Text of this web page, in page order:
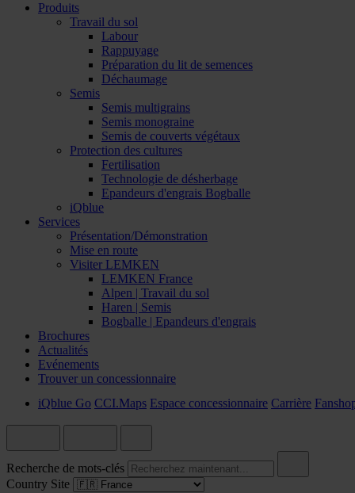
Produits
Travail du sol
Labour
Rappuyage
Préparation du lit de semences
Déchaumage
Semis
Semis multigrains
Semis monograine
Semis de couverts végétaux
Protection des cultures
Fertilisation
Technologie de désherbage
Epandeurs d'engrais Bogballe
iQblue
Services
Présentation/Démonstration
Mise en route
Visiter LEMKEN
LEMKEN France
Alpen | Travail du sol
Haren | Semis
Bogballe | Epandeurs d'engrais
Brochures
Actualités
Evénements
Trouver un concessionnaire
iQblue Go CCI.Maps Espace concessionnaire Carrière
Recherche de mots-clés
Country Site